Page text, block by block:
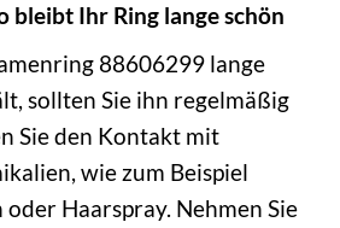
bleibt Ihr Ring lange schön
88606299 lange
sollten Sie ihn regelmäßig
Sie den Kontakt mit
wie zum Beispiel
Haarspray. Nehmen Sie